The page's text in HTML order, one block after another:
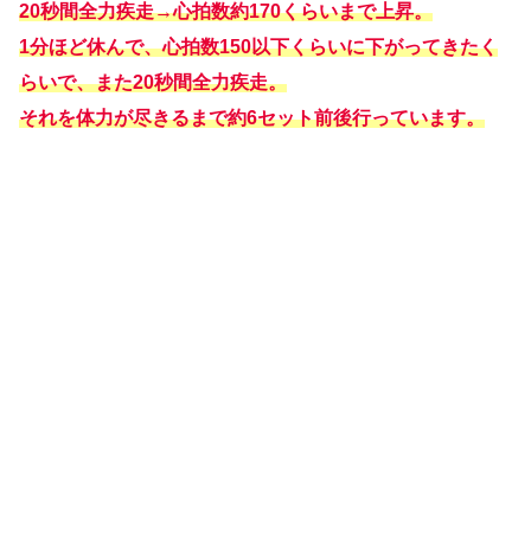
20秒間全力疾走→心拍数約170くらいまで上昇。
1分ほど休んで、心拍数150以下くらいに下がってきたく
らいで、また20秒間全力疾走。
それを体力が尽きるまで約6セット前後行っています。